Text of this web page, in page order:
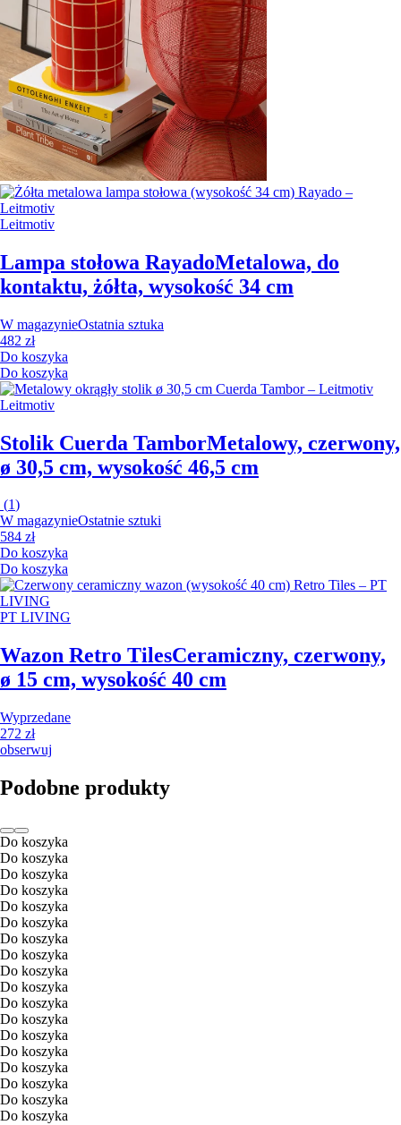
Leitmotiv
Lampa stołowa RayadoMetalowa, do
kontaktu, żółta, wysokość 34 cm
W magazynieOstatnia sztuka
482 zł
Do koszyka
Do koszyka
Leitmotiv
Stolik Cuerda TamborMetalowy, czerwony,
ø 30,5 cm, wysokość 46,5 cm
(1)
W magazynieOstatnie sztuki
584 zł
Do koszyka
Do koszyka
PT LIVING
Wazon Retro TilesCeramiczny, czerwony,
ø 15 cm, wysokość 40 cm
Wyprzedane
272 zł
obserwuj
Podobne produkty
Do koszyka
Do koszyka
Do koszyka
Do koszyka
Do koszyka
Do koszyka
Do koszyka
Do koszyka
Do koszyka
Do koszyka
Do koszyka
Do koszyka
Do koszyka
Do koszyka
Do koszyka
Do koszyka
Do koszyka
Do koszyka